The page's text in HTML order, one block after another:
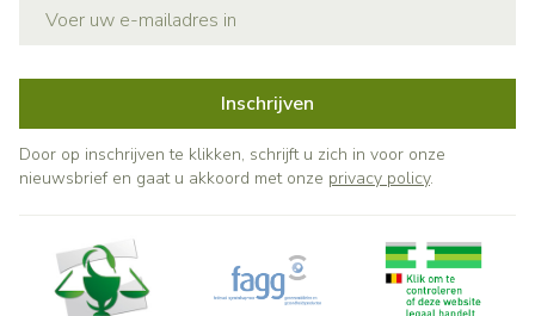
Inschrijven
Door op inschrijven te klikken, schrijft u zich in voor onze
nieuwsbrief en gaat u akkoord met onze privacy policy.